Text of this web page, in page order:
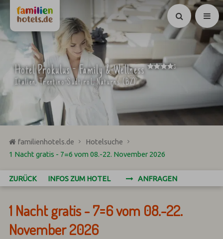
Suchen
Hotel Prokulus - Family & Wellness ****
S
Italien, Trentino-Südtirol, Naturns (BZ)
familienhotels.de
Hotelsuche
1 Nacht gratis - 7=6 vom 08.-22. November 2026
ZURÜCK INFOS ZUM HOTEL ANFRAGEN
1 Nacht gratis - 7=6 vom 08.-22.
November 2026